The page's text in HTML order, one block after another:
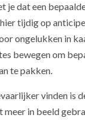
je dat een
tijdig op
ongelukken in
bewegen om
te pakken.
vinden is
in beeld